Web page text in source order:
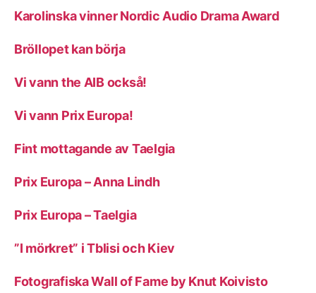
Karolinska vinner Nordic Audio Drama Award
Bröllopet kan börja
Vi vann the AIB också!
Vi vann Prix Europa!
Fint mottagande av Taelgia
Prix Europa – Anna Lindh
Prix Europa – Taelgia
”I mörkret” i Tblisi och Kiev
Fotografiska Wall of Fame by Knut Koivisto